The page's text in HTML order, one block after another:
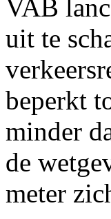
VAB
uit te
beperkt
minder
de
meter